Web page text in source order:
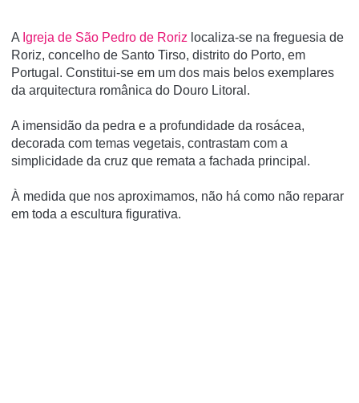
A Igreja de São Pedro de Roriz localiza-se na freguesia de
Roriz, concelho de Santo Tirso, distrito do Porto, em
Portugal. Constitui-se em um dos mais belos exemplares
da arquitectura românica do Douro Litoral.
A imensidão da pedra e a profundidade da rosácea,
decorada com temas vegetais, contrastam com a
simplicidade da cruz que remata a fachada principal.
À medida que nos aproximamos, não há como não reparar
em toda a escultura figurativa.